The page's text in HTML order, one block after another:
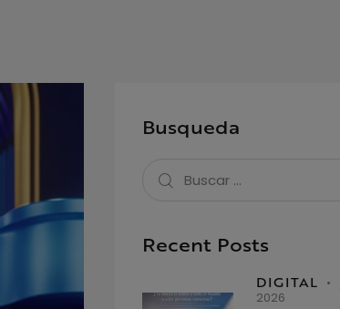
Busqueda
Recent Posts
DIGITAL
2026